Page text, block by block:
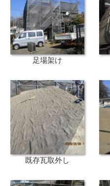
足場架け
既存瓦取外し